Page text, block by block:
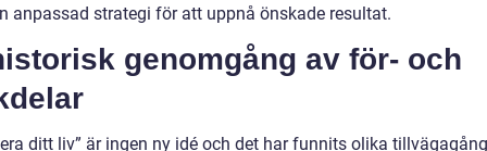
anpassad strategi för att uppnå önskade resultat.
genomgång av för- och
ditt liv” är ingen ny idé och det har funnits olika